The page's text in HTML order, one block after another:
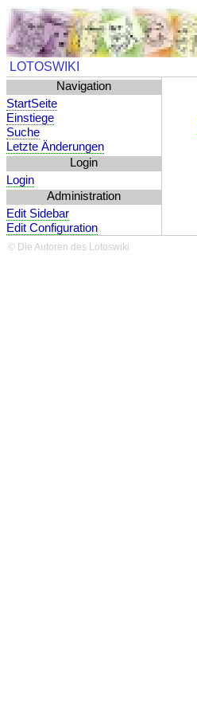
LOTOSWIKI
Navigation
StartSeite
Einstiege
Suche
Letzte Änderungen
Login
Login
Administration
Edit Sidebar
Edit Configuration
© Die Autoren des Lotoswiki